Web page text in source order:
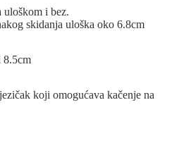
uloškom i bez.
skidanja uloška oko 6.8cm
8.5cm
koji omogućava kačenje na